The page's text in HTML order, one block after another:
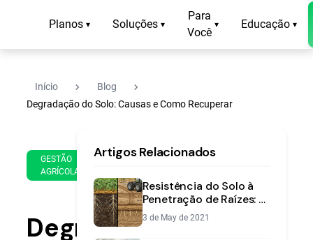
Planos ▾ Soluções ▾
Para
Você
▾ Educação ▾
Início navigate_next Blog navigate_next
Degradação do Solo: Causas e Como Recuperar
GESTÃO
AGRÍCOLA
de
de
2021
min
leitura
Degradação
Artigos Relacionados
Resistência do Solo à
Penetração de Raízes: O
Que É e Como Corrigir
3 de May de 2021